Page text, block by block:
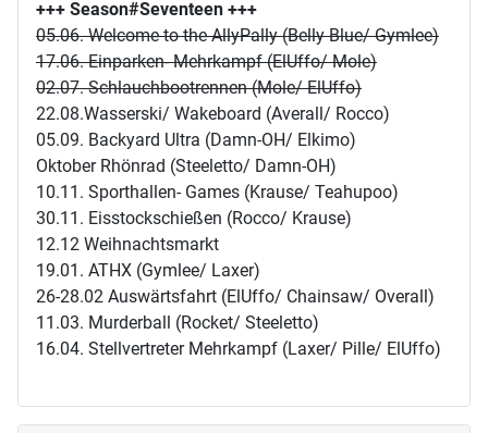
+++ Season#Seventeen +++
05.06. Welcome to the AllyPally (Belly Blue/ Gymlee)
17.06. Einparken- Mehrkampf (ElUffo/ Mole)
02.07. Schlauchbootrennen (Mole/ ElUffo)
22.08.Wasserski/ Wakeboard (Averall/ Rocco)
05.09. Backyard Ultra (Damn-OH/ Elkimo)
Oktober Rhönrad (Steeletto/ Damn-OH)
10.11. Sporthallen- Games (Krause/ Teahupoo)
30.11. Eisstockschießen (Rocco/ Krause)
12.12 Weihnachtsmarkt
19.01. ATHX (Gymlee/ Laxer)
26-28.02 Auswärtsfahrt (ElUffo/ Chainsaw/ Overall)
11.03. Murderball (Rocket/ Steeletto)
16.04. Stellvertreter Mehrkampf (Laxer/ Pille/ ElUffo)